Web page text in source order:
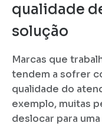
qualidade
solução
Marcas que
tendem a sofrer
qualidade do
exemplo, muitas
deslocar para uma